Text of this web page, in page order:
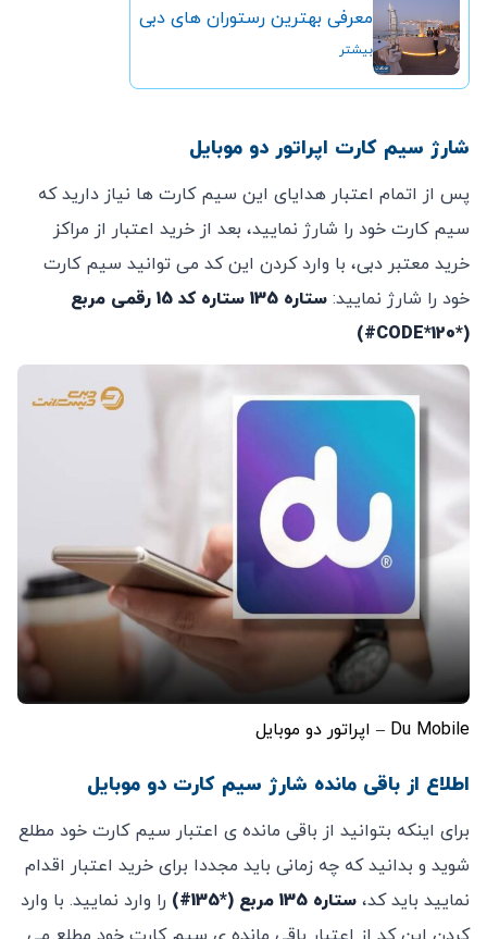
معرفی بهترین رستوران های دبی
بیشتر
شارژ سیم کارت اپراتور دو موبایل
پس از اتمام اعتبار هدایای این سیم کارت ها نیاز دارید که
سیم کارت خود را شارژ نمایید، بعد از خرید اعتبار از مراکز
خرید معتبر دبی، با وارد کردن این کد می توانید سیم کارت
خود را شارژ نمایید:
ستاره 135 ستاره کد 15 رقمی مربع
(*120*CODE#)
Du Mobile – اپراتور دو موبایل
اطلاع از باقی مانده شارژ سیم کارت دو موبایل
برای اینکه بتوانید از باقی مانده ی اعتبار سیم کارت خود مطلع
شوید و بدانید که چه زمانی باید مجددا برای خرید اعتبار اقدام
نمایید باید کد، ستاره 135 مربع (*135#)
را وارد نمایید. با وارد